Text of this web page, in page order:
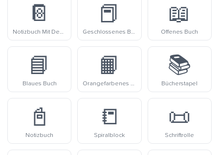
📔
Notizbuch Mit Dekorativem Einband
📕
Geschlossenes Buch
📖
Offenes Buch
📘
Blaues Buch
📙
Orangefarbenes Buch
📚
Bücherstapel
📓
Notizbuch
📒
Spiralblock
📜
Schriftrolle